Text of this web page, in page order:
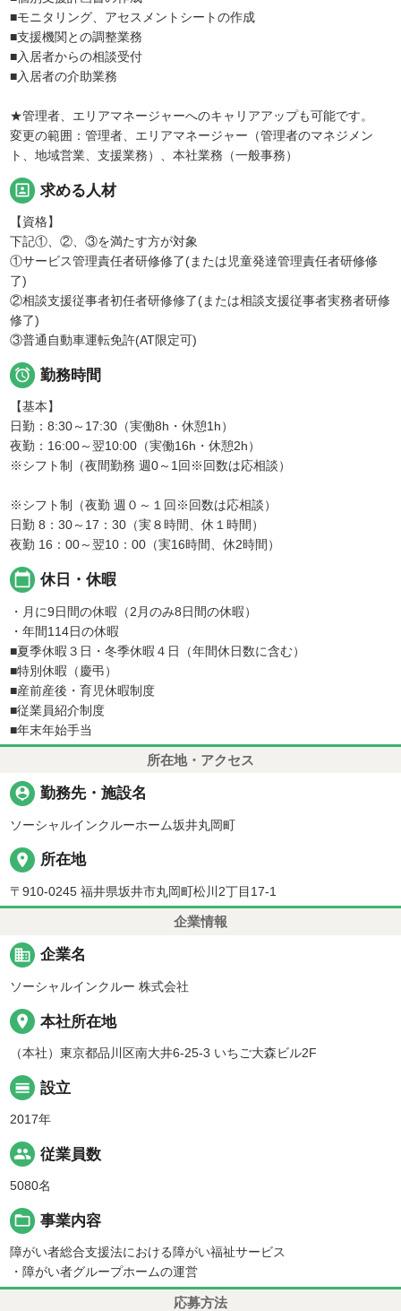
■モニタリング、アセスメントシートの作成
■支援機関との調整業務
■入居者からの相談受付
■入居者の介助業務
★管理者、エリアマネージャーへのキャリアアップも可能です。
変更の範囲：管理者、エリアマネージャー（管理者のマネジメン
ト、地域営業、支援業務）、本社業務（一般事務）
portrait 求める人材
【資格】
下記①、②、③を満たす方が対象
①サービス管理責任者研修修了(または児童発達管理責任者研修修
了)
②相談支援従事者初任者研修修了(または相談支援従事者実務者研修
修了)
③普通自動車運転免許(AT限定可)
 勤務時間
【基本】
日勤：8:30～17:30（実働8h・休憩1h）
夜勤：16:00～翌10:00（実働16h・休憩2h）
※シフト制（夜間勤務 週0～1回※回数は応相談）
※シフト制（夜勤 週０～１回※回数は応相談）
日勤 8：30～17：30（実８時間、休１時間）
夜勤 16：00～翌10：00（実16時間、休2時間）
calendar_today 休日・休暇
・月に9日間の休暇（2月のみ8日間の休暇）
・年間114日の休暇
■夏季休暇３日・冬季休暇４日（年間休日数に含む）
■特別休暇（慶弔）
■産前産後・育児休暇制度
■従業員紹介制度
■年末年始手当
所在地・アクセス
person_pin 勤務先・施設名
ソーシャルインクルーホーム坂井丸岡町
place 所在地
〒910-0245 福井県坂井市丸岡町松川2丁目17-1
企業情報
business 企業名
ソーシャルインクルー 株式会社
place 本社所在地
（本社）東京都品川区南大井6-25-3 いちご大森ビル2F
calendar_view_day 設立
2017年
people 従業員数
5080名
folder_open 事業内容
障がい者総合支援法における障がい福祉サービス
・障がい者グループホームの運営
応募方法